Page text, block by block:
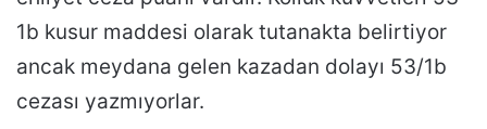
1b kusur maddesi olarak tutanakta belirtiyor
ancak meydana gelen kazadan dolayı 53/1b
cezası yazmıyorlar.